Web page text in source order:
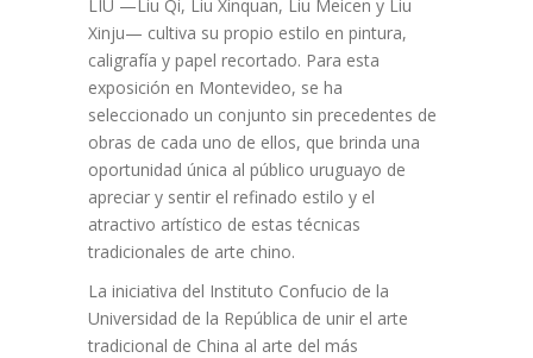
LIU —Liu Qi, Liu Xinquan, Liu Meicen y Liu
Xinju— cultiva su propio estilo en pintura,
caligrafía y papel recortado. Para esta
exposición en Montevideo, se ha
seleccionado un conjunto sin precedentes de
obras de cada uno de ellos, que brinda una
oportunidad única al público uruguayo de
apreciar y sentir el refinado estilo y el
atractivo artístico de estas técnicas
tradicionales de arte chino.
La iniciativa del Instituto Confucio de la
Universidad de la República de unir el arte
tradicional de China al arte del más